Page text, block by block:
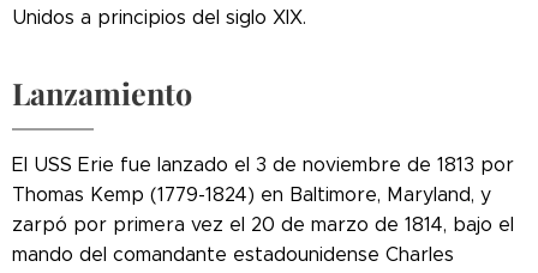
Unidos a principios del siglo XIX.
Lanzamiento
El USS Erie fue lanzado el 3 de noviembre de 1813 por
Thomas Kemp (1779-1824) en Baltimore, Maryland, y
zarpó por primera vez el 20 de marzo de 1814, bajo el
mando del comandante estadounidense Charles